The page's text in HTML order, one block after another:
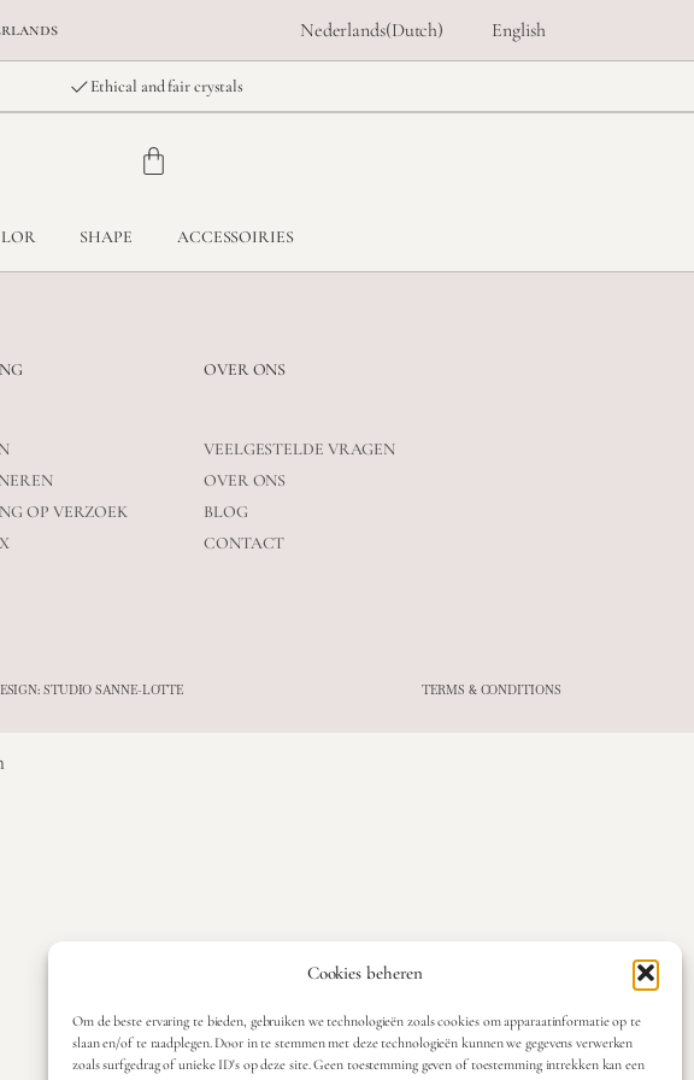
Cookies beheren
Om de beste ervaring te bieden, gebruiken we technologieën zoals cookies om apparaatinformatie op te
slaan en/of te raadplegen. Door in te stemmen met deze technologieën kunnen we gegevens verwerken
zoals surfgedrag of unieke ID's op deze site. Geen toestemming geven of toestemming intrekken kan een
Nederlands(Dutch) English
Ethical and fair crystals
SHAPE ACCESSOIRIES
OP VERZOEK
OVER ONS
VEELGESTELDE VRAGEN
OVER ONS
BLOG
CONTACT
STUDIO SANNE-LOTTE TERMS & CONDITIONS